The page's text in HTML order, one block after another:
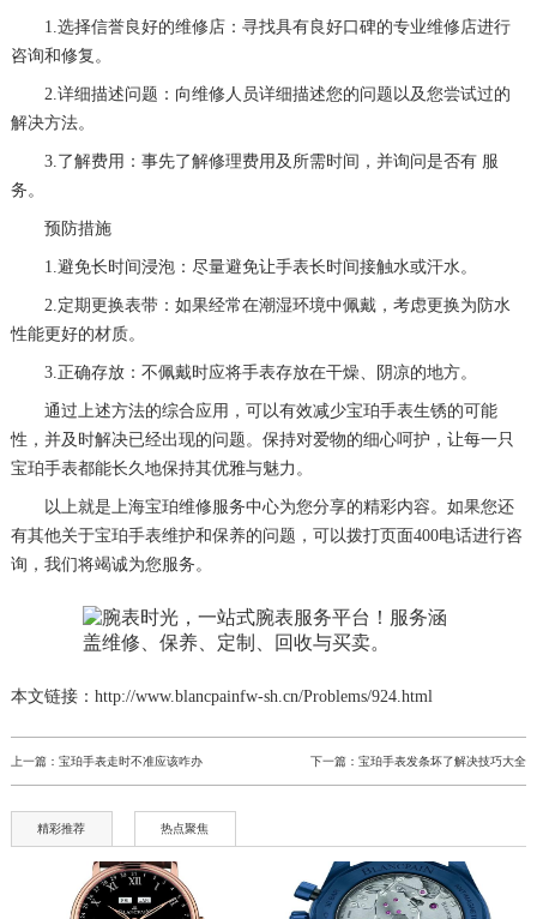
1.选择信誉良好的维修店：寻找具有良好口碑的专业维修店进行
咨询和修复。
2.详细描述问题：向维修人员详细描述您的问题以及您尝试过的
解决方法。
3.了解费用：事先了解修理费用及所需时间，并询问是否有 服
务。
预防措施
1.避免长时间浸泡：尽量避免让手表长时间接触水或汗水。
2.定期更换表带：如果经常在潮湿环境中佩戴，考虑更换为防水
性能更好的材质。
3.正确存放：不佩戴时应将手表存放在干燥、阴凉的地方。
通过上述方法的综合应用，可以有效减少宝珀手表生锈的可能
性，并及时解决已经出现的问题。保持对爱物的细心呵护，让每一只
宝珀手表都能长久地保持其优雅与魅力。
以上就是上海宝珀维修服务中心为您分享的精彩内容。如果您还
有其他关于宝珀手表维护和保养的问题，可以拨打页面400电话进行咨
询，我们将竭诚为您服务。
本文链接：http://www.blancpainfw-sh.cn/Problems/924.html
上一篇： 宝珀手表走时不准应该咋办 下一篇：宝珀手表发条坏了解决技巧大全
精彩推荐 热点聚焦